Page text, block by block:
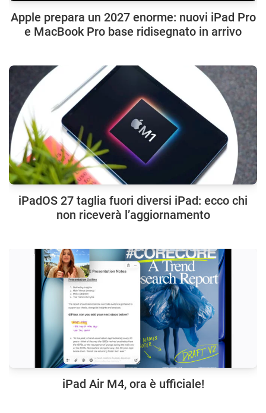
Apple prepara un 2027 enorme: nuovi iPad Pro
e MacBook Pro base ridisegnato in arrivo
iPadOS 27 taglia fuori diversi iPad: ecco chi
non riceverà l’aggiornamento
iPad Air M4, ora è ufficiale!